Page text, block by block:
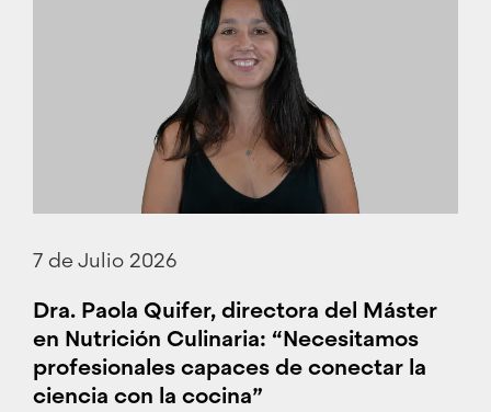
7 de Julio 2026
Dra. Paola Quifer, directora del Máster
en Nutrición Culinaria: “Necesitamos
profesionales capaces de conectar la
ciencia con la cocina”